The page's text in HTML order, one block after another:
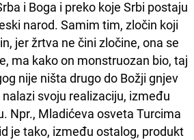
i Boga i preko koje Srbi postaju
narod. Samim tim, zločin koji
jer žrtva ne čini zločine, ona se
ma kako on monstruozan bio, taj
nije ništa drugo do Božji gnjev
svoju realizaciju, između
Npr., Mladićeva osveta Turcima
je tako, između ostalog, produkt